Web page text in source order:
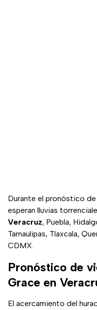
Durante el pronóstico
esperan lluvias
Veracruz, Puebla,
Tamaulipas, Tlaxcala,
CDMX.
Pronóstico de
Grace en
El acercamiento del